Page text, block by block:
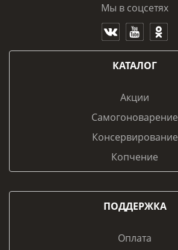
Мы в соцсетях
КАТАЛОГ
Акции
Самогоноварение
Консервирование
Копчение
ПОДДЕРЖКА
Оплата